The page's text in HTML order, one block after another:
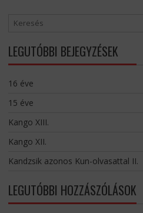
LEGUTÓBBI BEJEGYZÉSEK
16 éve
15 éve
Kango XIII.
Kango XII.
Kandzsik azonos Kun-olvasattal II.
LEGUTÓBBI HOZZÁSZÓLÁSOK